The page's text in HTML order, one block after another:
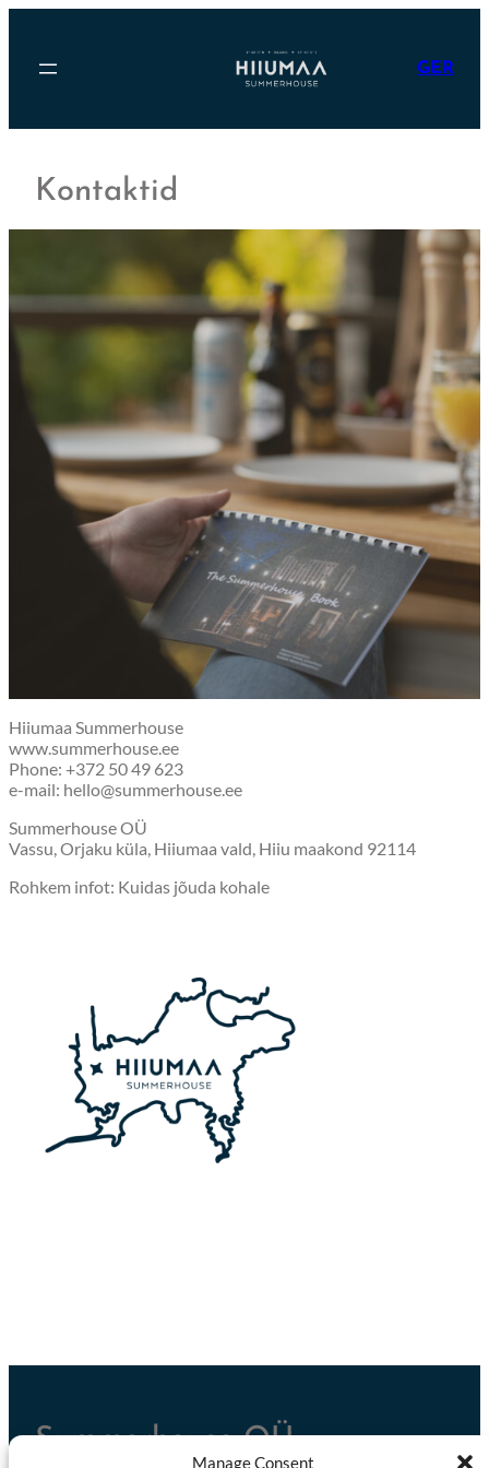
Manage Consent
juurde
GER
Kontaktid
Hiiumaa Summerhouse
www.summerhouse.ee
Phone: +372 50 49 623
e-mail: hello@summerhouse.ee
Summerhouse OÜ
Vassu, Orjaku küla, Hiiumaa vald, Hiiu maakond 92114
Rohkem infot: Kuidas jõuda kohale
Summerhouse OÜ